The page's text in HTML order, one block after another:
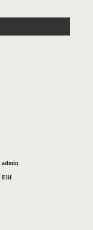
admin
Elif